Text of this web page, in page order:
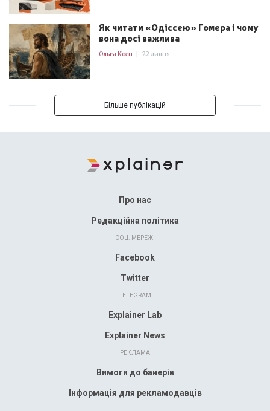
Як читати «Одіссею» Гомера і чому
вона досі важлива
Ольга Коен 22 липня
Більше публікацій
Про нас
Редакційна політика
СОЦ. МЕРЕЖІ
Facebook
Twitter
TELEGRAM
Explainer Lab
Explainer News
РЕКЛАМА
Вимоги до банерів
Інформація для рекламодавців